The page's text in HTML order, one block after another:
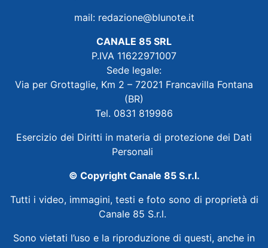
mail: redazione@blunote.it
CANALE 85 SRL
P.IVA 11622971007
Sede legale:
Via per Grottaglie, Km 2 – 72021 Francavilla Fontana
(BR)
Tel. 0831 819986
Esercizio dei Diritti in materia di protezione dei Dati
Personali
© Copyright Canale 85 S.r.l.
Tutti i video, immagini, testi e foto sono di proprietà di
Canale 85 S.r.l.
Sono vietati l’uso e la riproduzione di questi, anche in